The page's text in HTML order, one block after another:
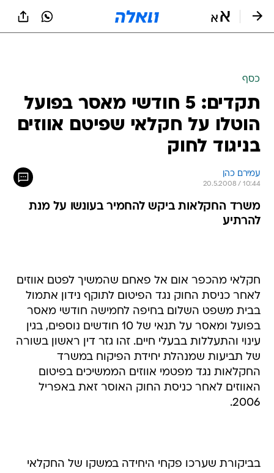
כסף
תקדים: 5 חודשי מאסר בפועל
הוטלו על חקלאי שפיטם אווזים
בניגוד לחוק
עמירם כהן
20.5.2008 / 10:44
משרד החקלאות ביקש להחמיר בעונשו על מנת
להרתיע
חקלאי מהכפר אום אל פאחם שהמשיך לפטם אווזים
לאחר כניסת החוק נגד הפיטום לתוקף נידון אתמול
בבית משפט השלום בחיפה לחמישה חודשי מאסר
בפועל ומאסר על תנאי של 10 חודשים נוספים, בגין
עינוי והתעללות בבעלי חיים. זהו גזר דין ראשון בשורה
של תביעות שמנהלת יחידת הפיקוח במשרד
החקלאות נגד מפטמי אווזים הממשיכים בפיטום
האווזים לאחר כניסת החוק האוסר זאת באפריל
2006.
בביקורת שערכו פקחי היחידה במשקו של החקלאי